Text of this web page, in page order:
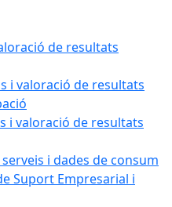
de resultats
i valoració de resultats
i valoració de resultats
i dades de consum
Suport Empresarial i